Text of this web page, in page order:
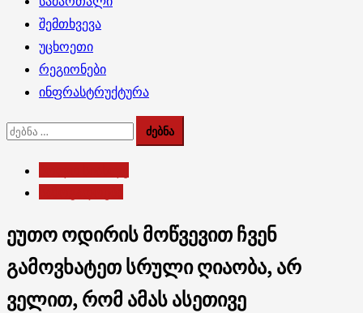
შემთხვევა
უცხოეთი
რეგიონები
ინფრასტრუქტურა
ძებნა:
ეუთო ოდირის მოწვევით ჩვენ
გამოვხატეთ სრული ღიაობა, არ
ველით, რომ ამას ასეთივე